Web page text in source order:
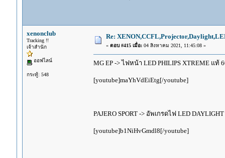
xenonclub
Tracking !!
เจ้าสำนัก
ออฟไลน์
กระทู้: 548
Re:
« ตอบ #415 เมื่อ:04 สิงหาคม 2021, 11:45:08 »
MG EP -> ไฟหน้า LED PHILIPS XTREME แ
[youtube]maYhVdEiEtg[/youtube]
PAJERO SPORT -> อัพเกรดไฟ LED
[youtube]b1NiHvGmdl8[/youtube]